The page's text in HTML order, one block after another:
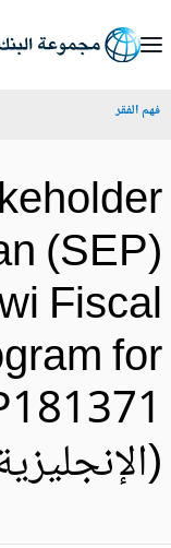
الفقر